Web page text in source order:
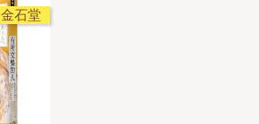
金石堂